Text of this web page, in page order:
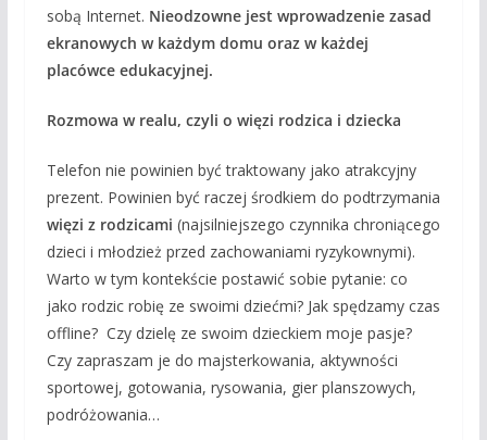
sobą Internet. Nieodzowne jest wprowadzenie zasad
ekranowych w każdym domu oraz w każdej
placówce edukacyjnej.
Rozmowa w realu, czyli o więzi rodzica i dziecka
Telefon nie powinien być traktowany jako atrakcyjny
prezent. Powinien być raczej środkiem do podtrzymania
więzi z rodzicami (najsilniejszego czynnika chroniącego
dzieci i młodzież przed zachowaniami ryzykownymi).
Warto w tym kontekście postawić sobie pytanie: co
jako rodzic robię ze swoimi dziećmi? Jak spędzamy czas
offline? Czy dzielę ze swoim dzieckiem moje pasje?
Czy zapraszam je do majsterkowania, aktywności
sportowej, gotowania, rysowania, gier planszowych,
podróżowania…